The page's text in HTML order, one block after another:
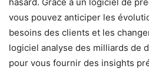
vous pouvez anticiper les
besoins des clients et les
logiciel analyse des milliards de
pour vous fournir des insights